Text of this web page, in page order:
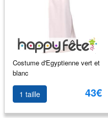
Costume d'Egyptienne vert et
blanc
1 taille 43€